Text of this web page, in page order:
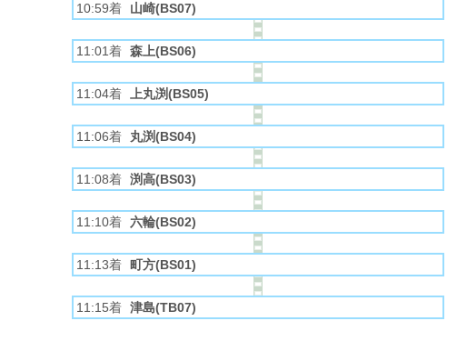
10:59着 山崎(BS07)
11:01着 森上(BS06)
11:04着 上丸渕(BS05)
11:06着 丸渕(BS04)
11:08着 渕高(BS03)
11:10着 六輪(BS02)
11:13着 町方(BS01)
11:15着 津島(TB07)